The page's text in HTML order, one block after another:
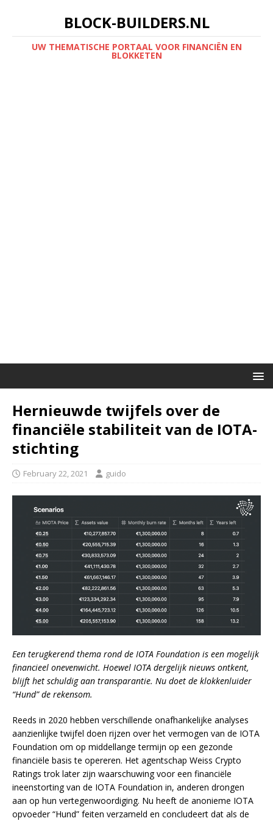
BLOCK-BUILDERS.NL
UW THEMATISCHE PORTAAL VOOR FINANCIËN EN
BLOKKETEN
Hernieuwde twijfels over de
financiële stabiliteit van de IOTA-
stichting
February 22, 2021 guido
Een terugkerend thema rond de IOTA Foundation is een mogelijk
financieel onevenwicht. Hoewel IOTA dergelijk nieuws ontkent,
blijft het schuldig aan transparantie. Nu doet de klokkenluider
“Hund” de rekensom.
Reeds in 2020 hebben verschillende onafhankelijke analyses
aanzienlijke twijfel doen rijzen over het vermogen van de IOTA
Foundation om op middellange termijn op een gezonde
financiële basis te opereren. Het agentschap Weiss Crypto
Ratings trok later zijn waarschuwing voor een financiële
ineenstorting van de IOTA Foundation in, anderen drongen
aan op hun vertegenwoordiging. Nu heeft de anonieme IOTA
opvoeder “Hund” feiten verzameld en concludeert dat als de